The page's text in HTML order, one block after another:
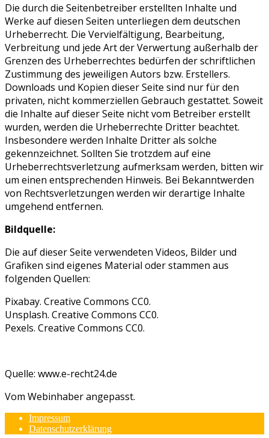
Die durch die Seitenbetreiber erstellten Inhalte und
Werke auf diesen Seiten unterliegen dem deutschen
Urheberrecht. Die Vervielfältigung, Bearbeitung,
Verbreitung und jede Art der Verwertung außerhalb der
Grenzen des Urheberrechtes bedürfen der schriftlichen
Zustimmung des jeweiligen Autors bzw. Erstellers.
Downloads und Kopien dieser Seite sind nur für den
privaten, nicht kommerziellen Gebrauch gestattet. Soweit
die Inhalte auf dieser Seite nicht vom Betreiber erstellt
wurden, werden die Urheberrechte Dritter beachtet.
Insbesondere werden Inhalte Dritter als solche
gekennzeichnet. Sollten Sie trotzdem auf eine
Urheberrechtsverletzung aufmerksam werden, bitten wir
um einen entsprechenden Hinweis. Bei Bekanntwerden
von Rechtsverletzungen werden wir derartige Inhalte
umgehend entfernen.
Bildquelle:
Die auf dieser Seite verwendeten Videos, Bilder und
Grafiken sind eigenes Material oder stammen aus
folgenden Quellen:
Pixabay. Creative Commons CC0.
Unsplash. Creative Commons CC0.
Pexels. Creative Commons CC0.
Quelle: www.e-recht24.de
Vom Webinhaber angepasst.
Impressum
Datenschutzerklärung